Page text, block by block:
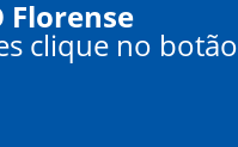
Florense
clique no botão